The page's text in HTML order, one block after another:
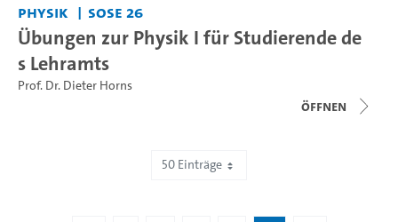
Physik SoSe 26
Übungen zur Physik I für Studierende de
s Lehramts
Prof. Dr. Dieter Horns
Öffnen
50 Einträge